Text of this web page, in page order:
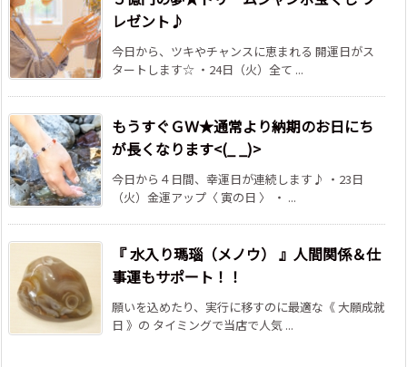
レゼント♪
今日から、ツキやチャンスに恵まれる 開運日がス
タートします☆ ・24日（火）全て ...
もうすぐＧＷ★通常より納期のお日にち
が長くなります<(_ _)>
今日から４日間、幸運日が連続します♪ ・23日
（火）金運アップ〈 寅の日 〉 ・ ...
『 水入り瑪瑙（メノウ） 』人間関係＆仕
事運もサポート！！
願いを込めたり、実行に移すのに最適な《 大願成就
日 》の タイミングで当店で人気 ...